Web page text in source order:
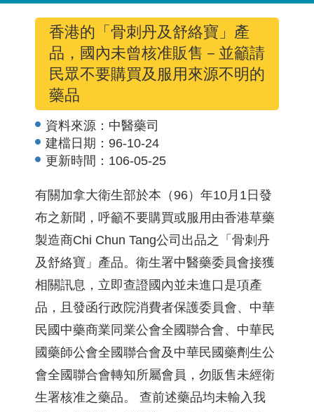
香港的「骨刺丹及舒絡寶」產
品，國內未曾核准販售－並籲請
民眾不要購買及服用來源不明的
藥品
資料來源： 中醫藥司
建檔日期： 96-10-24
更新時間： 106-05-25
有關加拿大衛生部於本（96）年10月1日發
布之新聞，呼籲不要購買或服用由香港草藥
製造商Chi Chun Tang公司出品之「骨刺丹
及舒絡寶」產品。衛生署中醫藥委員會接獲
相關訊息，立即查證國內並未進口是項產
品，且發函行政院消費者保護委員會、中華
民國中藥商業同業公會全國聯合會、中華民
國藥師公會全國聯合會及中華民國藥劑生公
會全國聯合會轉知所屬會員，勿販售未經衛
生署核准之藥品。 查前述藥品均未輸入我